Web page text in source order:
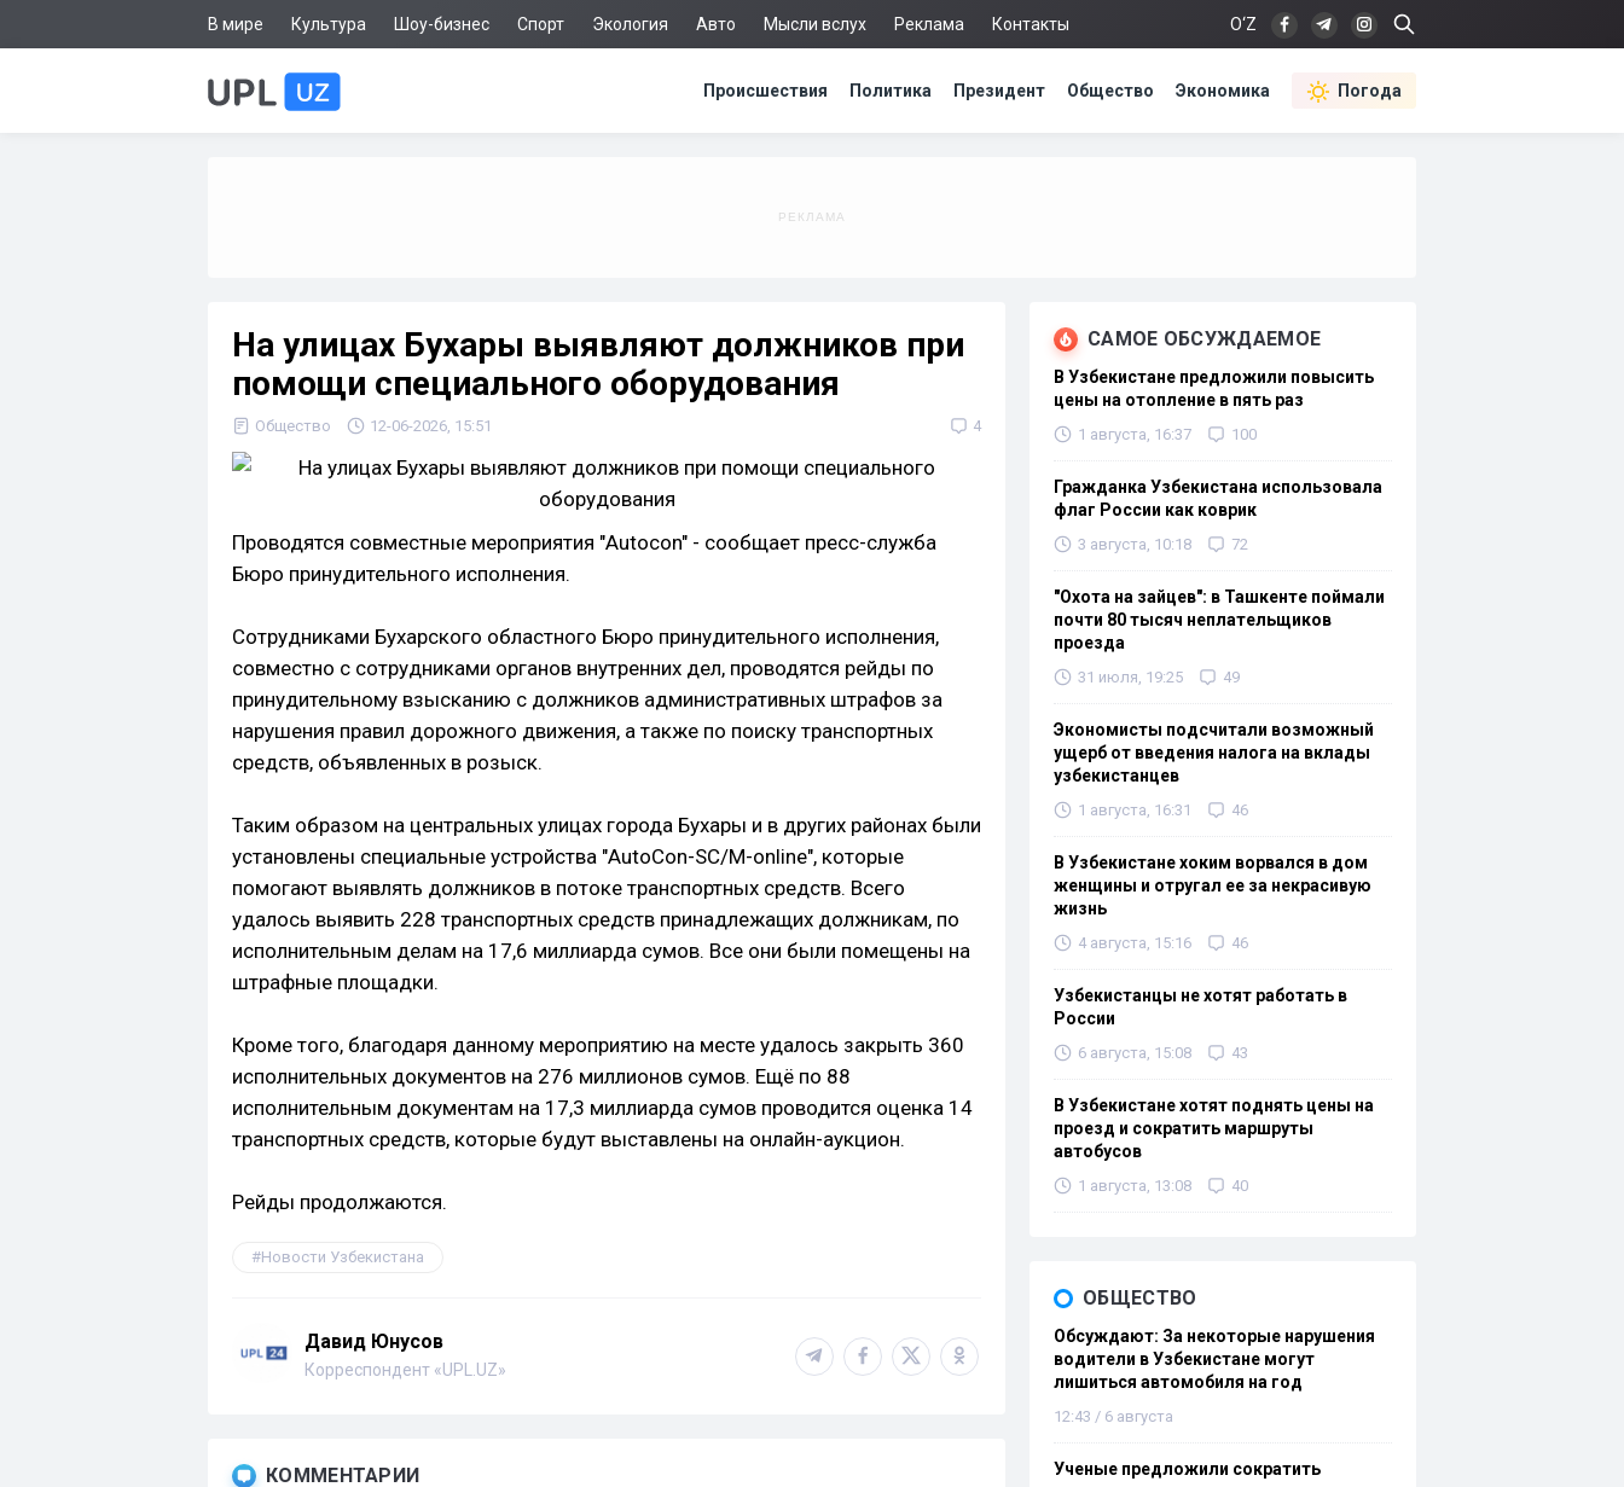
В мире Культура Шоу-бизнес Спорт Экология Авто Мысли вслух Реклама Контакты O‘Z
Происшествия Политика Президент Общество Экономика Погода
На улицах Бухары выявляют должников при
помощи специального оборудования
Общество 12-06-2026, 15:51 4
Проводятся совместные мероприятия "Autoсon" - сообщает пресс-служба
Бюро принудительного исполнения.
Сотрудниками Бухарского областного Бюро принудительного исполнения,
совместно с сотрудниками органов внутренних дел, проводятся рейды по
принудительному взысканию с должников административных штрафов за
нарушения правил дорожного движения, а также по поиску транспортных
средств, объявленных в розыск.
Таким образом на центральных улицах города Бухары и в других районах были
установлены специальные устройства "AutoCon-SC/M-online", которые
помогают выявлять должников в потоке транспортных средств. Всего
удалось выявить 228 транспортных средств принадлежащих должникам, по
исполнительным делам на 17,6 миллиарда сумов. Все они были помещены на
штрафные площадки.
Кроме того, благодаря данному мероприятию на месте удалось закрыть 360
исполнительных документов на 276 миллионов сумов. Ещё по 88
исполнительным документам на 17,3 миллиарда сумов проводится оценка 14
транспортных средств, которые будут выставлены на онлайн-аукцион.
Рейды продолжаются.
Новости Узбекистана
Давид Юнусов
Корреспондент «UPL.UZ»
КОММЕНТАРИИ
САМОЕ ОБСУЖДАЕМОЕ
В Узбекистане предложили повысить
цены на отопление в пять раз
1 августа, 16:37 100
Гражданка Узбекистана использовала
флаг России как коврик
3 августа, 10:18 72
"Охота на зайцев": в Ташкенте поймали
почти 80 тысяч неплательщиков
проезда
31 июля, 19:25 49
Экономисты подсчитали возможный
ущерб от введения налога на вклады
узбекистанцев
1 августа, 16:31 46
В Узбекистане хоким ворвался в дом
женщины и отругал ее за некрасивую
жизнь
4 августа, 15:16 46
Узбекистанцы не хотят работать в
России
6 августа, 15:08 43
В Узбекистане хотят поднять цены на
проезд и сократить маршруты
автобусов
1 августа, 13:08 40
ОБЩЕСТВО
Обсуждают: За некоторые нарушения
водители в Узбекистане могут
лишиться автомобиля на год
12:43 / 6 августа
Ученые предложили сократить